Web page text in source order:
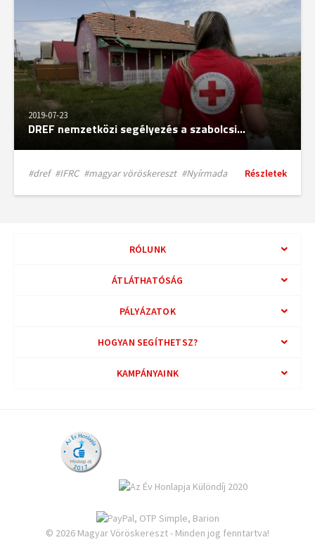
2019-07-23
DREF nemzetközi segélyezés a szabolcsi...
#dref #IFRC #magyar vöröskereszt #Nyírmada Részletek
RÓLUNK
ÁTLÁTHATÓSÁG
PÁLYÁZATOK
HOGYAN SEGÍTHETSZ?
KAMPÁNYAINK
© 2026 Magyar Vöröskereszt - Minden jog fenntartva!